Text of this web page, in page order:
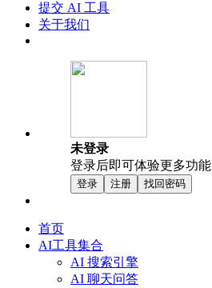
提交 AI 工具
关于我们
未登录
登录后即可体验更多功能
登录 注册 找回密码
首页
AI工具集合
AI 搜索引擎
AI 聊天问答